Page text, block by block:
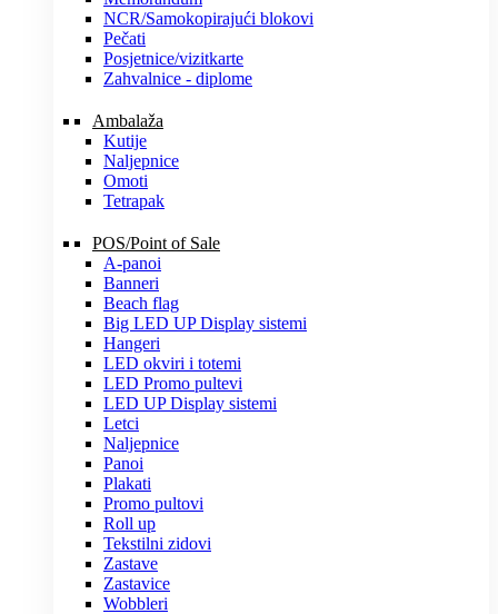
NCR/Samokopirajući blokovi
Pečati
Posjetnice/vizitkarte
Zahvalnice - diplome
Ambalaža
Kutije
Naljepnice
Omoti
Tetrapak
POS/Point of Sale
A-panoi
Banneri
Beach flag
Big LED UP Display sistemi
Hangeri
LED okviri i totemi
LED Promo pultevi
LED UP Display sistemi
Letci
Naljepnice
Panoi
Plakati
Promo pultovi
Roll up
Tekstilni zidovi
Zastave
Zastavice
Wobbleri